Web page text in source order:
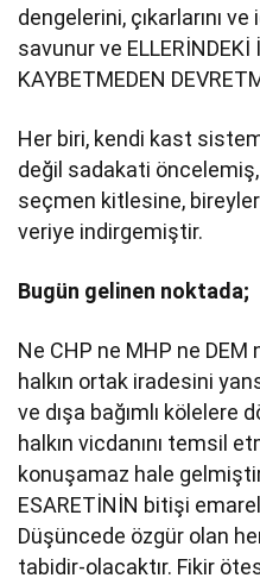
dengelerini, çıkarlarını
savunur ve ELLERİNDEKİ
KAYBETMEDEN
Her biri, kendi kast
değil sadakati öncelemiş,
seçmen kitlesine,
veriye indirgemiştir.
Bugün gelinen noktada;
Ne CHP ne MHP ne
halkın ortak iradesini
ve dışa bağımlı kölelere
halkın vicdanını temsil
konuşamaz hale
ESARETİNİN bitişi
Düşüncede özgür olan
tabidir-olacaktır. Fikir